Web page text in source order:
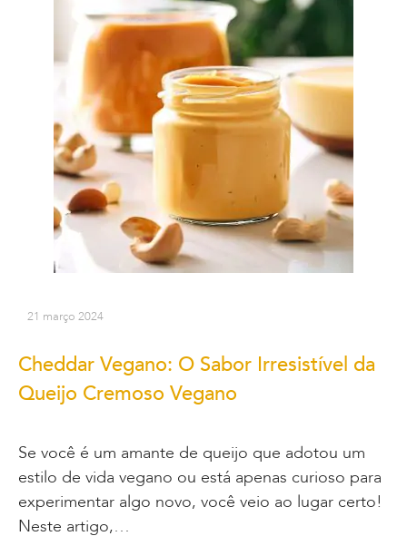
21 março 2024
Cheddar Vegano: O Sabor Irresistível da
Queijo Cremoso Vegano
Se você é um amante de queijo que adotou um
estilo de vida vegano ou está apenas curioso para
experimentar algo novo, você veio ao lugar certo!
Neste artigo,…